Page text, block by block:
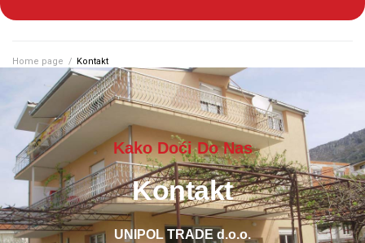
Home page / Kontakt
Kako Doći Do Nas
Kontakt
UNIPOL TRADE d.o.o.